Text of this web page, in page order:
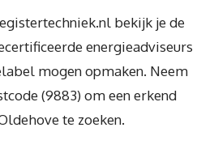
bekijk je de
energieadviseurs
mogen opmaken. Neem
(9883) om een erkend
te zoeken.